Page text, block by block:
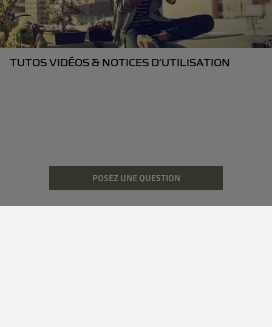
TUTOS VIDÉOS & NOTICES D’UTILISATION
POSEZ UNE QUESTION